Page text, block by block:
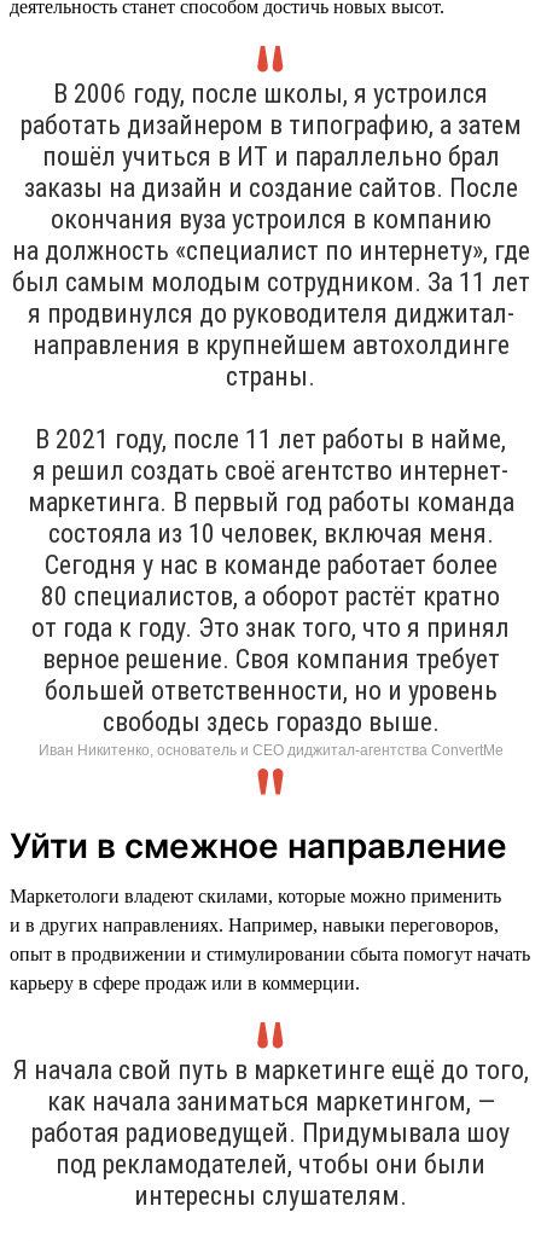
деятельность станет способом достичь новых высот.
В 2006 году, после школы, я устроился
работать дизайнером в типографию, а затем
пошёл учиться в ИТ и параллельно брал
заказы на дизайн и создание сайтов. После
окончания вуза устроился в компанию
на должность «специалист по интернету», где
был самым молодым сотрудником. За 11 лет
я продвинулся до руководителя диджитал-
направления в крупнейшем автохолдинге
страны.
В 2021 году, после 11 лет работы в найме,
я решил создать своё агентство интернет-
маркетинга. В первый год работы команда
состояла из 10 человек, включая меня.
Сегодня у нас в команде работает более
80 специалистов, а оборот растёт кратно
от года к году. Это знак того, что я принял
верное решение. Своя компания требует
большей ответственности, но и уровень
свободы здесь гораздо выше.
Иван Никитенко, основатель и CEO диджитал-агентства ConvertMe
Уйти в смежное направление
Маркетологи владеют скилами, которые можно применить
и в других направлениях. Например, навыки переговоров,
опыт в продвижении и стимулировании сбыта помогут начать
карьеру в сфере продаж или в коммерции.
Я начала свой путь в маркетинге ещё до того,
как начала заниматься маркетингом, —
работая радиоведущей. Придумывала шоу
под рекламодателей, чтобы они были
интересны слушателям.